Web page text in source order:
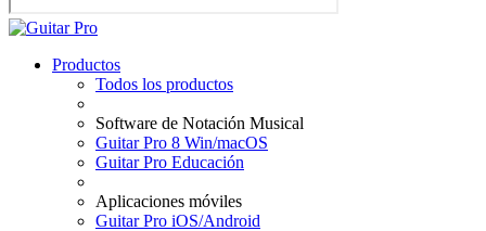
Productos
Todos los productos
Software de Notación Musical
Guitar Pro 8 Win/macOS
Guitar Pro Educación
Aplicaciones móviles
Guitar Pro iOS/Android